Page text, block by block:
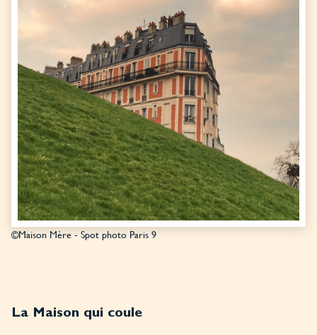
©Maison Mère - Spot photo Paris 9
La Maison qui coule